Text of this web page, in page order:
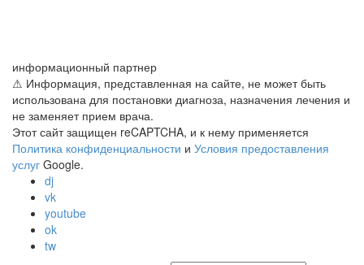
информационный партнер
⚠ Информация, представленная на сайте, не может быть
использована для постановки диагноза, назначения лечения и
не заменяет прием врача.
Этот сайт защищен reCAPTCHA, и к нему применяется
Политика конфиденциальности и Условия предоставления
услуг Google.
dj
vk
youtube
ok
tw